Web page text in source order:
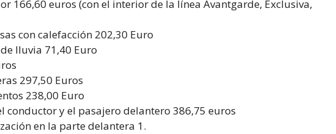
166,60 euros (con el interior de la línea Avantgarde, Exclusiva,
con calefacción 202,30 Euro
lluvia 71,40 Euro
297,50 Euros
238,00 Euro
conductor y el pasajero delantero 386,75 euros
en la parte delantera 1.